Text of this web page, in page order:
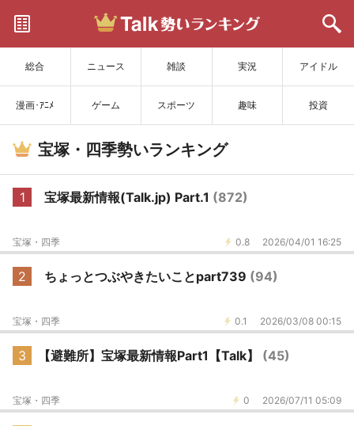
総合 ニュース 雑談 実況 アイドル
漫画･ｱﾆﾒ ゲーム スポーツ 趣味 投資
サイトを更新
宝塚・四季勢いランキング
1 宝塚最新情報(Talk.jp) Part.1 (872)
0.8 2026/04/01 16:25
宝塚・四季
2 ちょっとつぶやきたいことpart739 (94)
0.1 2026/03/08 00:15
宝塚・四季
3 【避難所】宝塚最新情報Part1【Talk】 (45)
0 2026/07/11 05:09
宝塚・四季